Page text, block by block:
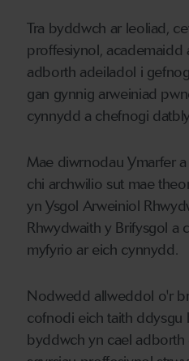
Tra byddwch ar leoliad,
proffesiynol, academaidd
adborth adeiladol i
gan gynnig arweiniad
cynnydd a chefnogi
Mae diwrnodau Ymarfer
chi archwilio sut mae
yn Ysgol Arweiniol
Rhwydwaith y Brifysgol a
myfyrio ar eich cynnydd.
Nodwedd allweddol o'r
cofnodi eich taith ddysgu
byddwch yn cael adborth